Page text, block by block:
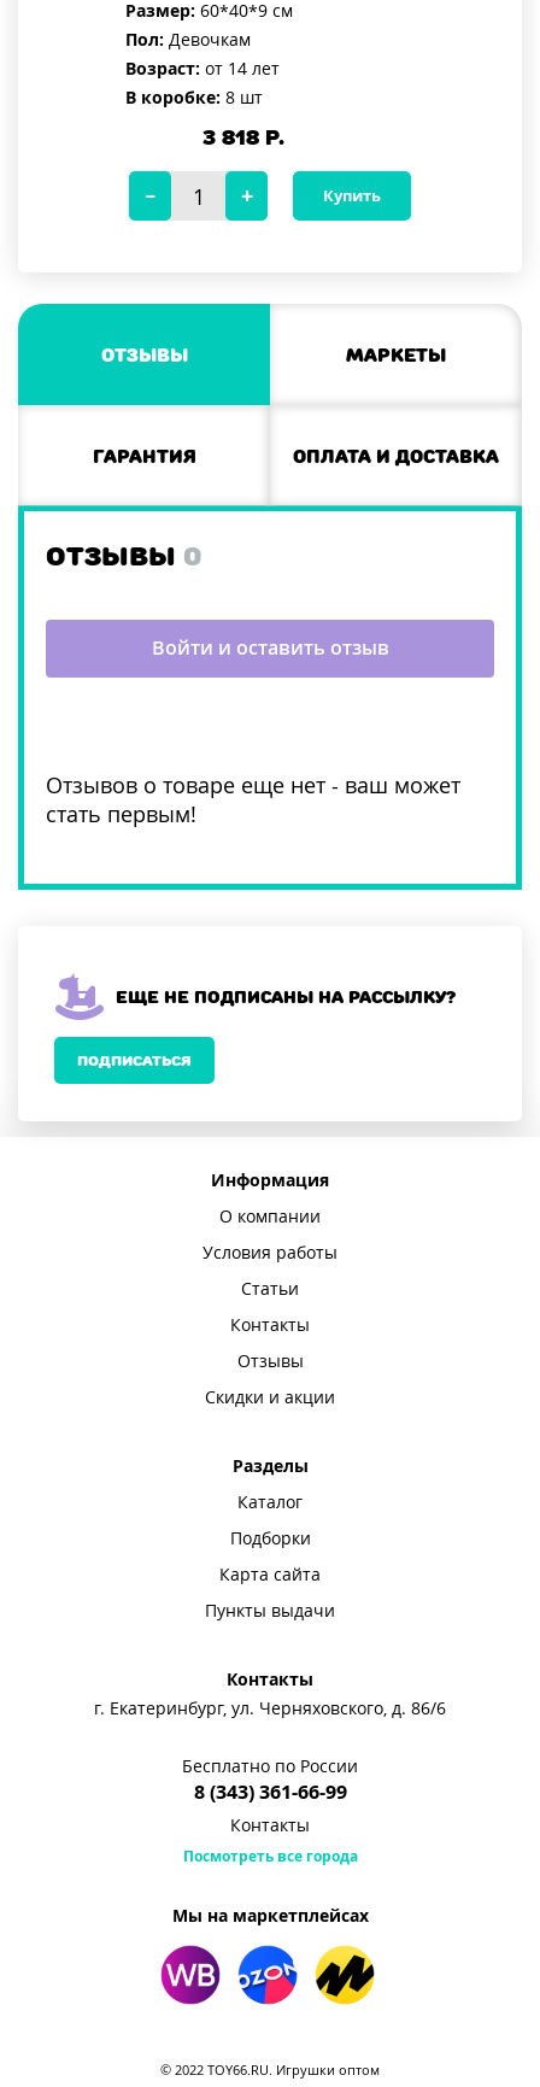
Размер: 60*40*9 см
Пол: Девочкам
Возраст: от 14 лет
В коробке: 8 шт
3 818Р.
Купить
Отзывы Маркеты
Гарантия Оплата и доставка
ОТЗЫВЫ 0
Отзывов о товаре еще нет - ваш может
стать первым!
Войти и оставить отзыв
Еще не подписаны на рассылку?
ПОДПИСАТЬСЯ
Информация
О компании
Условия работы
Статьи
Контакты
Отзывы
Скидки и акции
Разделы
Каталог
Подборки
Карта сайта
Пункты выдачи
Контакты
г. Екатеринбург, ул. Черняховского, д. 86/6
Бесплатно по России
8 (343) 361-66-99
Контакты
Посмотреть все города
Мы на маркетплейсах
© 2022 TOY66.RU. Игрушки оптом